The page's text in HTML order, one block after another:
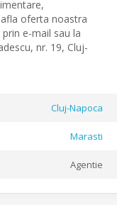
oferta noastra
e-mail sau la
nr. 19, Cluj-
Cluj-Napoca
Marasti
Agentie